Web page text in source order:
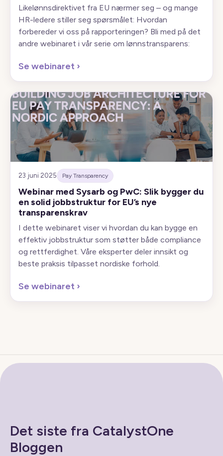
Likelønnsdirektivet fra EU nærmer seg – og mange
HR-ledere stiller seg spørsmålet: Hvordan
forbereder vi oss på rapporteringen? Bli med på det
andre webinaret i vår serie om lønnstransparens:
Se webinaret ›
23 juni 2025 Pay Transparency
Webinar med Sysarb og PwC: Slik bygger du
en solid jobbstruktur for EU’s nye
transparenskrav
I dette webinaret viser vi hvordan du kan bygge en
effektiv jobbstruktur som støtter både compliance
og rettferdighet. Våre eksperter deler innsikt og
beste praksis tilpasset nordiske forhold.
Se webinaret ›
Det siste fra CatalystOne
Bloggen